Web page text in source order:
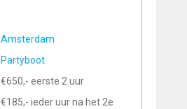
Amsterdam
Partyboot
€650,- eerste 2 uur
€185,- ieder uur na het 2e